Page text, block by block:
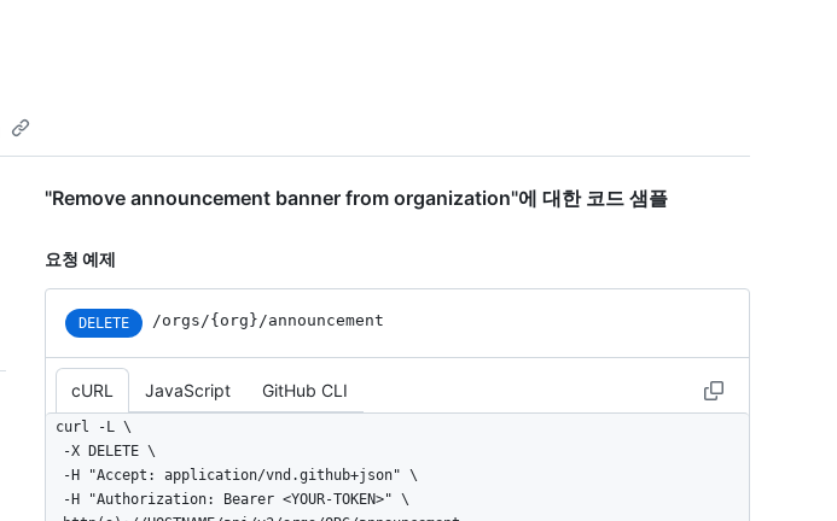
"Remove announcement banner from organization"에 대한 코드 샘플
요청 예제
DELETE /orgs/{org}/announcement
cURL JavaScript GitHub CLI
curl -L \